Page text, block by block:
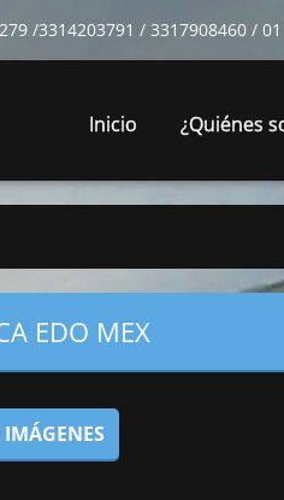
/3314203791 / 3317908460 /
Inicio ¿Quiénes
EDO MEX
IMÁGENES